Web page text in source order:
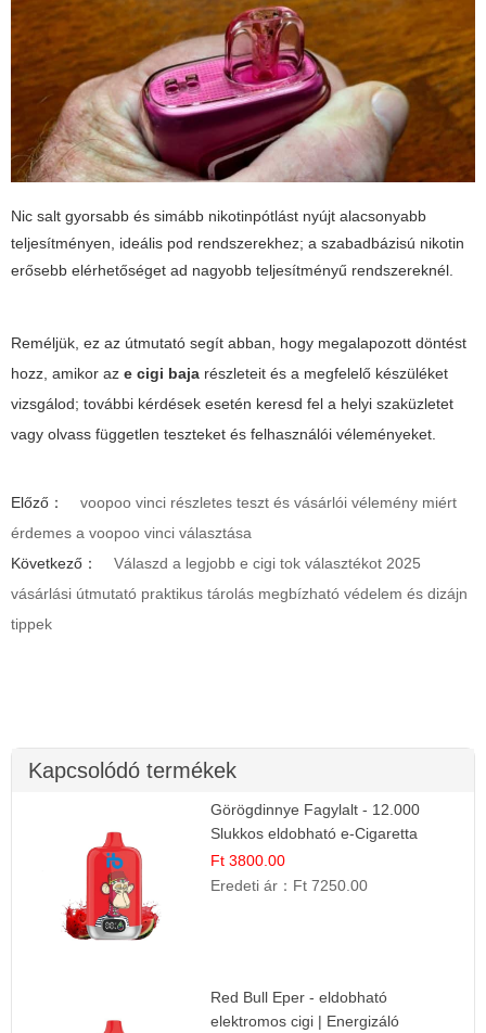
Nic salt gyorsabb és simább nikotinpótlást nyújt alacsonyabb
teljesítményen, ideális pod rendszerekhez; a szabadbázisú nikotin
erősebb elérhetőséget ad nagyobb teljesítményű rendszereknél.
Reméljük, ez az útmutató segít abban, hogy megalapozott döntést
hozz, amikor az e cigi baja részleteit és a megfelelő készüléket
vizsgálod; további kérdések esetén keresd fel a helyi szaküzletet
vagy olvass független teszteket és felhasználói véleményeket.
Előző：
voopoo vinci részletes teszt és vásárlói vélemény miért
érdemes a voopoo vinci választása
Következő：
Válaszd a legjobb e cigi tok választékot 2025
vásárlási útmutató praktikus tárolás megbízható védelem és dizájn
tippek
Kapcsolódó termékek
Görögdinnye Fagylalt - 12.000
Slukkos eldobható e-Cigaretta
Ft 3800.00
Eredeti ár： Ft 7250.00
Red Bull Eper - eldobható
elektromos cigi | Energizáló